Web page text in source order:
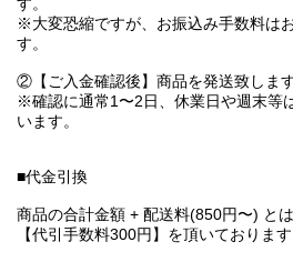
※大変恐縮ですが、お振込み手数料は
す。
②【ご入金確認後】商品を発送致します
※確認に通常1〜2日、休業日や週末等
います。
■代金引換
商品の合計金額 + 配送料(850円〜) と
【代引手数料300円】を頂いております